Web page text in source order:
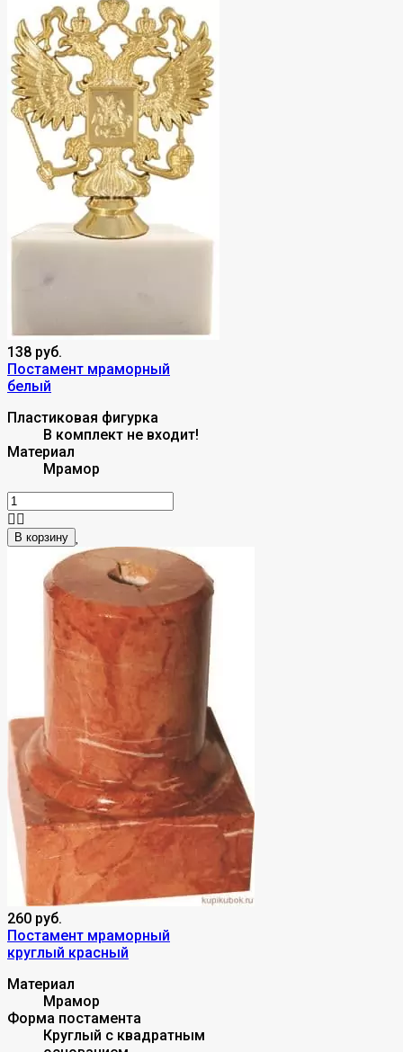
138 руб.
Постамент мраморный
белый
Пластиковая фигурка
В комплект не входит!
Материал
Мрамор
В корзину
260 руб.
Постамент мраморный
круглый красный
Материал
Мрамор
Форма постамента
Круглый с квадратным